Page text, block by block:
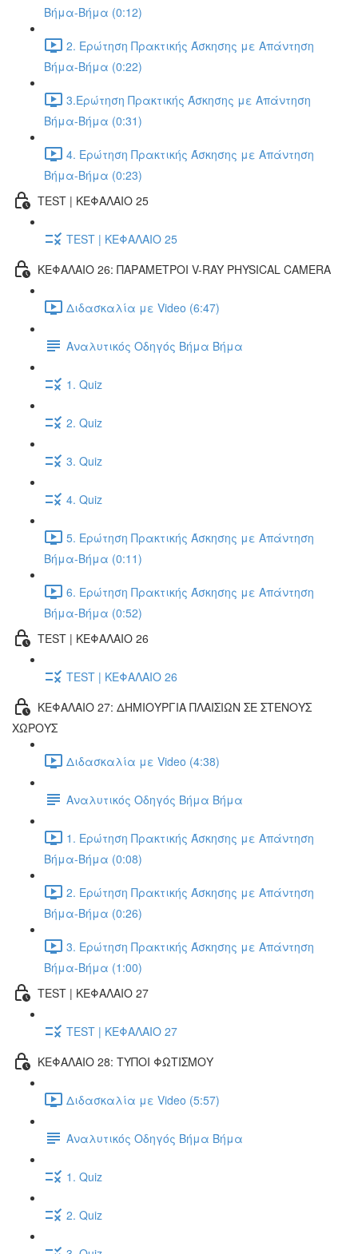
Βήμα-Βήμα (0:12)
2. Ερώτηση Πρακτικής Άσκησης με Απάντηση
Βήμα-Βήμα (0:22)
3.Ερώτηση Πρακτικής Άσκησης με Απάντηση
Βήμα-Βήμα (0:31)
4. Ερώτηση Πρακτικής Άσκησης με Απάντηση
Βήμα-Βήμα (0:23)
TEST | ΚΕΦΑΛΑΙΟ 25
TEST | ΚΕΦΑΛΑΙΟ 25
ΚΕΦΑΛΑΙΟ 26: ΠΑΡΑΜΕΤΡΟΙ V-RAY PHYSICAL CAMERA
Διδασκαλία με Video (6:47)
Αναλυτικός Οδηγός Βήμα Βήμα
1. Quiz
2. Quiz
3. Quiz
4. Quiz
5. Ερώτηση Πρακτικής Άσκησης με Απάντηση
Βήμα-Βήμα (0:11)
6. Ερώτηση Πρακτικής Άσκησης με Απάντηση
Βήμα-Βήμα (0:52)
TEST | ΚΕΦΑΛΑΙΟ 26
TEST | ΚΕΦΑΛΑΙΟ 26
ΚΕΦΑΛΑΙΟ 27: ΔΗΜΙΟΥΡΓΙΑ ΠΛΑΙΣΙΩΝ ΣΕ ΣΤΕΝΟΥΣ
ΧΩΡΟΥΣ
Διδασκαλία με Video (4:38)
Αναλυτικός Οδηγός Βήμα Βήμα
1. Ερώτηση Πρακτικής Άσκησης με Απάντηση
Βήμα-Βήμα (0:08)
2. Ερώτηση Πρακτικής Άσκησης με Απάντηση
Βήμα-Βήμα (0:26)
3. Ερώτηση Πρακτικής Άσκησης με Απάντηση
Βήμα-Βήμα (1:00)
TEST | ΚΕΦΑΛΑΙΟ 27
TEST | ΚΕΦΑΛΑΙΟ 27
ΚΕΦΑΛΑΙΟ 28: ΤΥΠΟΙ ΦΩΤΙΣΜΟΥ
Διδασκαλία με Video (5:57)
Αναλυτικός Οδηγός Βήμα Βήμα
1. Quiz
2. Quiz